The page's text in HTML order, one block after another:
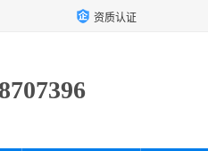
资质认证